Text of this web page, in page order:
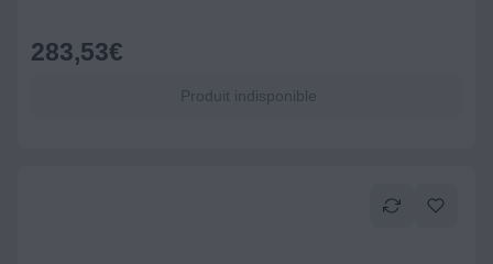
283,53€
Produit indisponible